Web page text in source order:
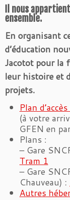
Il nous
ensemble.
En organisant
d’éducation
Jacotot pour la
leur histoire et
projets.
Plan
(à votre
GFEN en
Plans :
– Gare
Tram 1
– Gare
Chauveau) :
Autres